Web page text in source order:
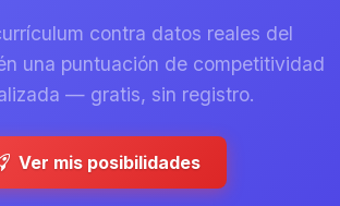
contra datos reales del
una puntuación de competitividad
— gratis, sin registro.
Ver mis posibilidades